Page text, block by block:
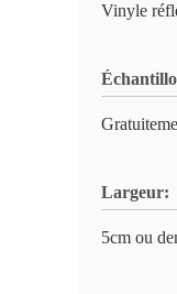
Vinyle
Largeur:
5cm ou